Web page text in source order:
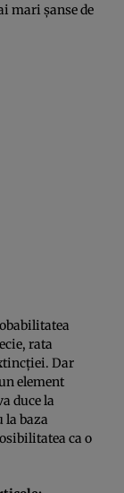
mari şanse de
rata
Dar
element
duce la
la baza
ca o